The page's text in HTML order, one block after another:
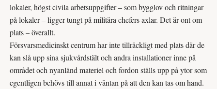
lokaler, högst civila arbetsuppgifter – som bygglov och ritningar
på lokaler – ligger tungt på militära chefers axlar. Det är ont om
plats – överallt.
Försvarsmedicinskt centrum har inte tillräckligt med plats där de
kan slå upp sina sjukvårdstält och andra installationer inne på
området och nyanländ materiel och fordon ställs upp på ytor som
egentligen behövs till annat i väntan på att den kan tas om hand.